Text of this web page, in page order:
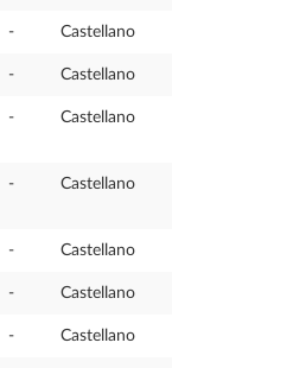
- Castellano
- Castellano
- Castellano
- Castellano
- Castellano
- Castellano
- Castellano